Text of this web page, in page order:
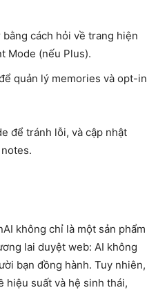
cách hỏi về trang hiện
Mode (nếu Plus).
quản lý memories và opt-in
để tránh lỗi, và cập nhật
không chỉ là một sản phẩm
lai duyệt web: AI không
bạn đồng hành. Tuy nhiên,
hiệu suất và hệ sinh thái,